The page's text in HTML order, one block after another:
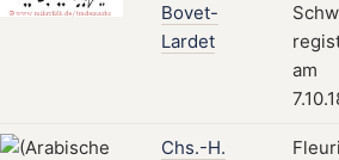
Bovet-
Lardet
am
Chs.-H.